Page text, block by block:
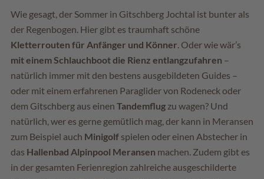
Wie gesagt, der Sommer in Gitschberg Jochtal ist bunter als
der Regenbogen. Hier gibt es traumhaft schöne
Kletterrouten für Anfänger und Könner. Oder wie wär’s
mit einem Schlauchboot die Rienz entlangzufahren –
natürlich immer mit den bestens ausgebildeten Guides –
oder mit einem erfahrenen Paraglider von Rodeneck oder
dem Gitschberg aus einen Tandemflug zu wagen? Und
natürlich, wer es gerne gemütlich mag, der kann in Meransen
zum Beispiel auch Minigolf spielen oder einen Abstecher in
das Hallenbad Alpinpool Meransen machen. Zudem gibt es
in der gesamten Ferienregion zahlreiche ausgeschilderte